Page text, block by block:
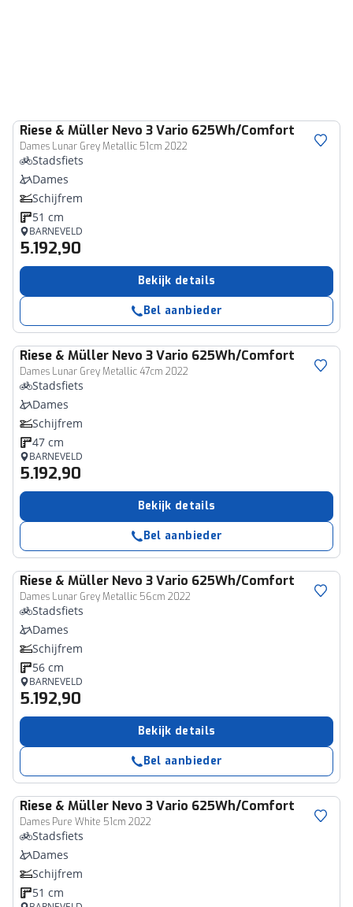
Riese & Müller Nevo 3 Vario 625Wh/Comfort
Dames Lunar Grey Metallic 51cm 2022
Stadsfiets
Dames
Schijfrem
51 cm
BARNEVELD
5.192,90
Bekijk details
Bel aanbieder
Riese & Müller Nevo 3 Vario 625Wh/Comfort
Dames Lunar Grey Metallic 47cm 2022
Stadsfiets
Dames
Schijfrem
47 cm
BARNEVELD
5.192,90
Bekijk details
Bel aanbieder
Riese & Müller Nevo 3 Vario 625Wh/Comfort
Dames Lunar Grey Metallic 56cm 2022
Stadsfiets
Dames
Schijfrem
56 cm
BARNEVELD
5.192,90
Bekijk details
Bel aanbieder
Riese & Müller Nevo 3 Vario 625Wh/Comfort
Dames Pure White 51cm 2022
Stadsfiets
Dames
Schijfrem
51 cm